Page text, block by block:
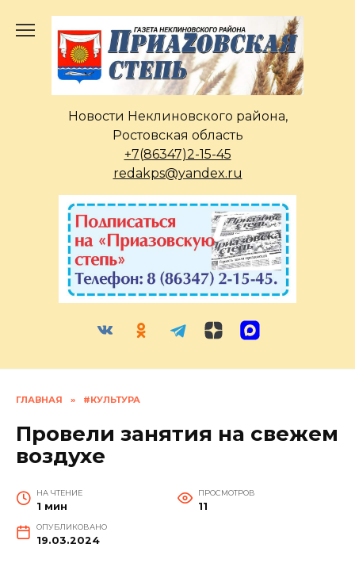
содержанию
Новости Неклиновского района,
Ростовская область
+7(86347)2-15-45
redakps@yandex.ru
ГЛАВНАЯ » #КУЛЬТУРА
Провели занятия на свежем
воздухе
НА ЧТЕНИЕ
1 мин
ПРОСМОТРОВ
11
ОПУБЛИКОВАНО
19.03.2024